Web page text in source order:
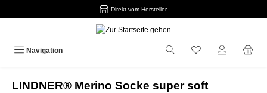
Direkt vom Hersteller
Navigation
LINDNER® Merino Socke super soft